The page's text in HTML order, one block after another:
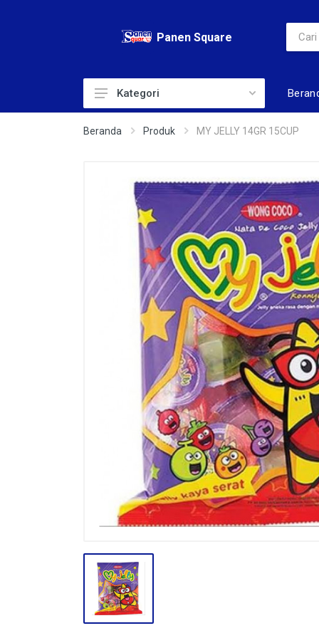
Panen Square
ADULT DIAPERS
BABY DIAPERS
BABY TOILERIS
BAHAN KUE
BODY CARE
CONFECTIONARY CANDY
CONFECTIONARY COKLAT
ENERGY DRINK
FACE CARE
FROZEN FOOD & ICE CREAM
HAIR CARE
INSEKTISIDA
INSTANT
Kategori
Beranda Produk MY JELLY 14GR 15CUP